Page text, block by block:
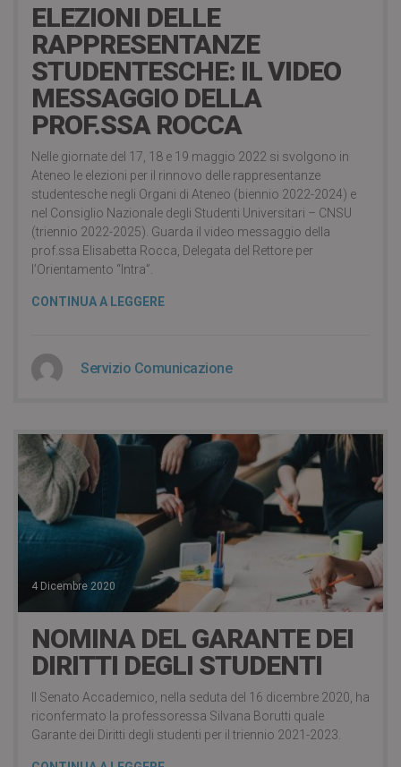
ELEZIONI DELLE
RAPPRESENTANZE
STUDENTESCHE: IL VIDEO
MESSAGGIO DELLA
PROF.SSA ROCCA
Nelle giornate del 17, 18 e 19 maggio 2022 si svolgono in
Ateneo le elezioni per il rinnovo delle rappresentanze
studentesche negli Organi di Ateneo (biennio 2022-2024) e
nel Consiglio Nazionale degli Studenti Universitari – CNSU
(triennio 2022-2025). Guarda il video messaggio della
prof.ssa Elisabetta Rocca, Delegata del Rettore per
l’Orientamento “Intra”.
CONTINUA A LEGGERE
Servizio Comunicazione
4 Dicembre 2020
NOMINA DEL GARANTE DEI
DIRITTI DEGLI STUDENTI
Il Senato Accademico, nella seduta del 16 dicembre 2020, ha
riconfermato la professoressa Silvana Borutti quale
Garante dei Diritti degli studenti per il triennio 2021-2023.